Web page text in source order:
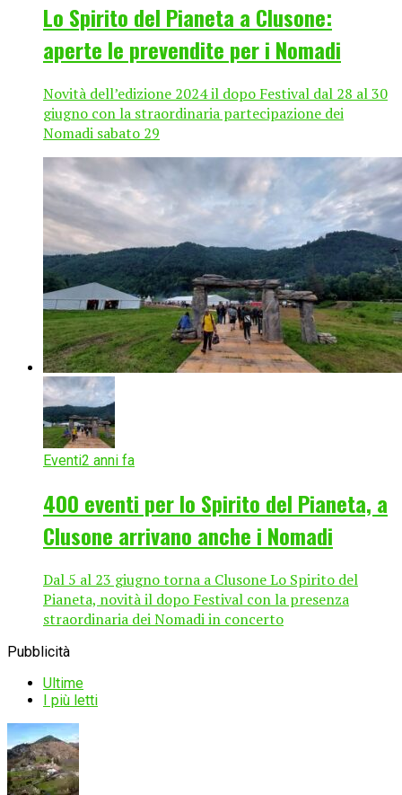
Lo Spirito del Pianeta a Clusone:
aperte le prevendite per i Nomadi
Novità dell’edizione 2024 il dopo Festival dal 28 al 30
giugno con la straordinaria partecipazione dei
Nomadi sabato 29
Eventi2 anni fa
400 eventi per lo Spirito del Pianeta, a
Clusone arrivano anche i Nomadi
Dal 5 al 23 giugno torna a Clusone Lo Spirito del
Pianeta, novità il dopo Festival con la presenza
straordinaria dei Nomadi in concerto
Pubblicità
Ultime
I più letti